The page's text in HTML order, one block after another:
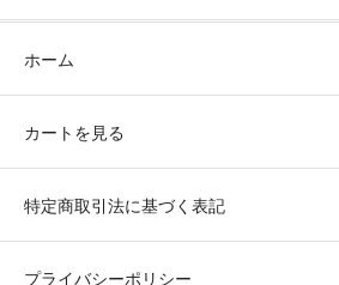
ホーム
カートを見る
特定商取引法に基づく表記
プライバシーポリシー